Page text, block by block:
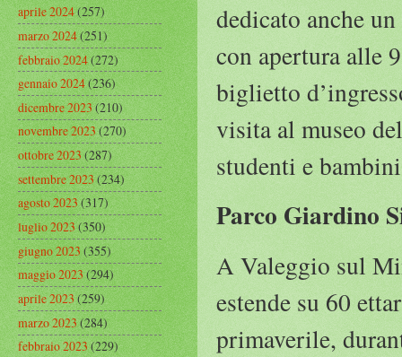
dedicato anche
con apertura alle
biglietto
visita al museo
studenti e
Parco Giardino
A Valeggio sul
estende su 60
primaverile,
aprile 2024(257)
marzo 2024(251)
febbraio 2024(272)
gennaio 2024(236)
dicembre 2023(210)
novembre 2023(270)
ottobre 2023(287)
settembre 2023(234)
agosto 2023(317)
luglio 2023(350)
giugno 2023(355)
maggio 2023(294)
aprile 2023(259)
marzo 2023(284)
febbraio 2023(229)